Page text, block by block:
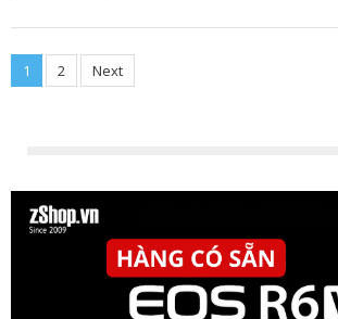
Posts
1 2 Next